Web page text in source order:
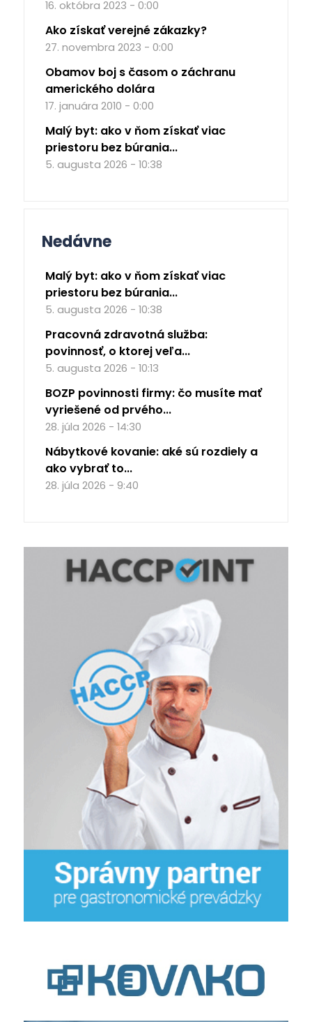
16. októbra 2023 - 0:00
Ako získať verejné zákazky?
27. novembra 2023 - 0:00
Obamov boj s časom o záchranu
amerického dolára
17. januára 2010 - 0:00
Malý byt: ako v ňom získať viac
priestoru bez búrania...
5. augusta 2026 - 10:38
Nedávne
Malý byt: ako v ňom získať viac
priestoru bez búrania...
5. augusta 2026 - 10:38
Pracovná zdravotná služba:
povinnosť, o ktorej veľa...
5. augusta 2026 - 10:13
BOZP povinnosti firmy: čo musíte mať
vyriešené od prvého...
28. júla 2026 - 14:30
Nábytkové kovanie: aké sú rozdiely a
ako vybrať to...
28. júla 2026 - 9:40